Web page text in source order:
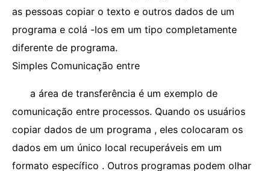
as pessoas copiar o texto e outros dados de um
programa e colá -los em um tipo completamente
diferente de programa.
Simples Comunicação entre
a área de transferência é um exemplo de
comunicação entre processos. Quando os usuários
copiar dados de um programa , eles colocaram os
dados em um único local recuperáveis ​​em um
formato específico . Outros programas podem olhar